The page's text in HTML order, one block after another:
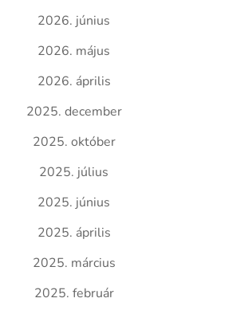
2026. június
2026. május
2026. április
2025. december
2025. október
2025. július
2025. június
2025. április
2025. március
2025. február